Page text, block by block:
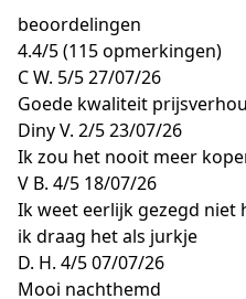
beoordelingen
4.4/5(115 opmerkingen)
C W. 5/527/07/26
Goede kwaliteit
Diny V. 2/523/07/26
Ik zou het nooit meer
V B. 4/5 18/07/26
Ik weet eerlijk gezegd niet
ik draag het als jurkje
D. H. 4/507/07/26
Mooi nachthemd